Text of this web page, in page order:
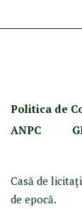
Politica de
ANPC
Casă de
de epocă.